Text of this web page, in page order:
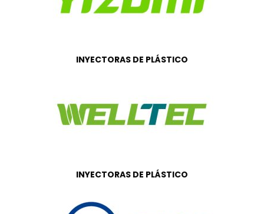
INYECTORAS DE PLÁSTICO
INYECTORAS DE PLÁSTICO